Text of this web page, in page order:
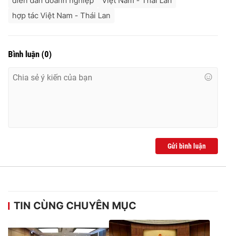
hợp tác Việt Nam - Thái Lan
Bình luận (0)
Gửi bình luận
TIN CÙNG CHUYÊN MỤC